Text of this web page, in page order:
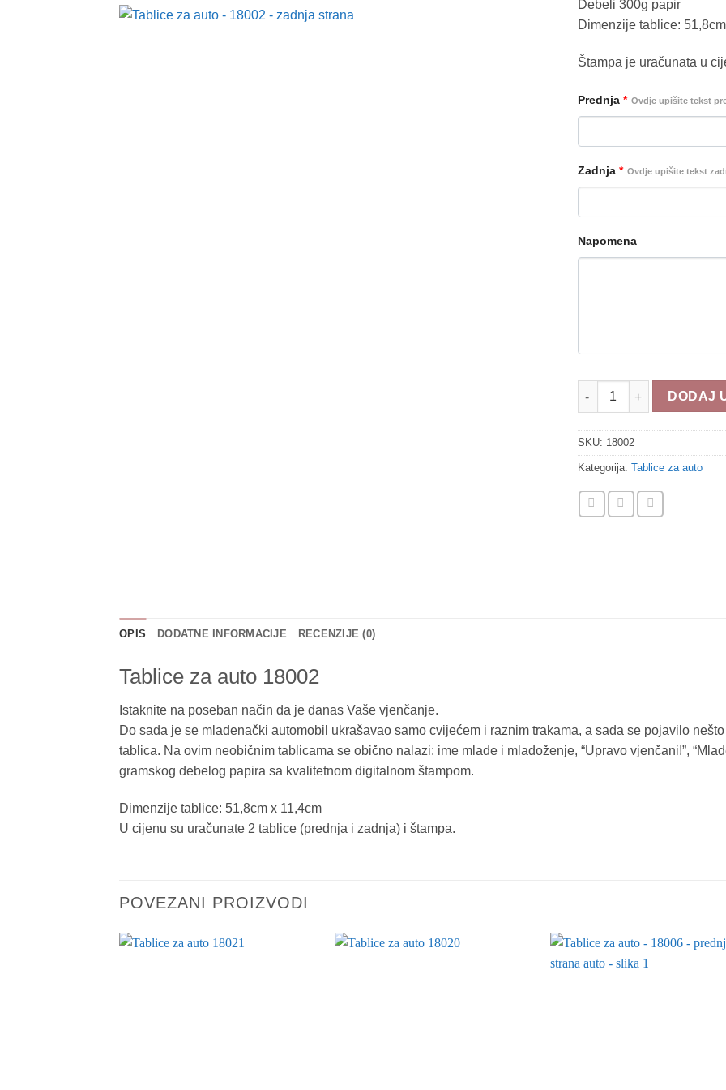
Debeli 300g papir
Dimenzije tablice:
Štampa je uračunata u
Prednja* Ovdje upišite tekst
Zadnja* Ovdje upišite tekst
Napomena
Tablice za auto 18002
DODAJ
SKU: 18002
Kategorija: Tablice za auto
OPIS DODATNE INFORMACIJE RECENZIJE (0)
Tablice za auto 18002
Istaknite na poseban način da je danas Vaše vjenčanje.
Do sada je se mladenački automobil ukrašavao samo cvijećem i raznim trakama, a sada se pojavilo
tablica. Na ovim neobičnim tablicama se obično nalazi: ime mlade i mladoženje, “Upravo vjenčani!”,
gramskog debelog papira sa kvalitetnom digitalnom štampom.
Dimenzije tablice: 51,8cm x 11,4cm
U cijenu su uračunate 2 tablice (prednja i zadnja) i štampa.
POVEZANI PROIZVODI